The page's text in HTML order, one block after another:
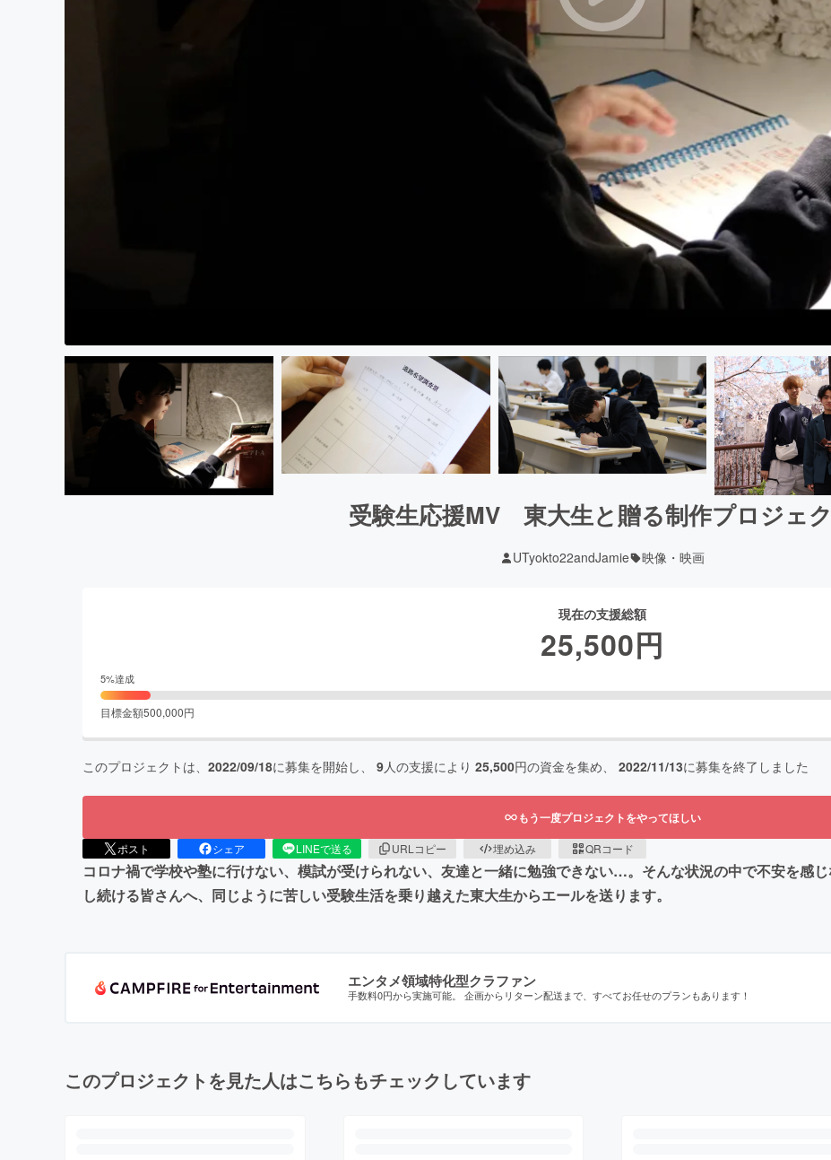
受験生応援MV 東大生と贈る制作プロジェ
UTyokto22andJamie 映像・映画
現在の支援総額
25,500円
5%達成
目標金額500,000円
このプロジェクトは、 2022/09/18に募集を開始し、 9人の支援により 25,500円の資金を集め、 2022/11/13に募集を終了しました
もう一度プロジェクトをやってほしい
ポスト シェア LINEで送る URLコピー 埋め込み QRコード
コロナ禍で学校や塾に行けない、模試が受けられない、友達と一緒に勉強できない…。そんな状況の中で不安を感
し続ける皆さんへ、同じように苦しい受験生活を乗り越えた東大生からエールを送ります。
エンタメ領域特化型クラファン
手数料0円から実施可能。 企画からリターン配送まで、すべてお任せのプランもあります！
このプロジェクトを見た人はこちらもチェックしています